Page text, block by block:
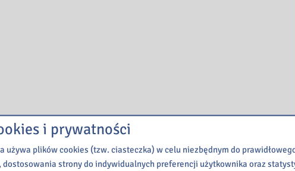
i prywatności
używa plików cookies (tzw. ciasteczka) w celu niezbędnym do
dostosowania strony do indywidualnych preferencji użytkownika oraz